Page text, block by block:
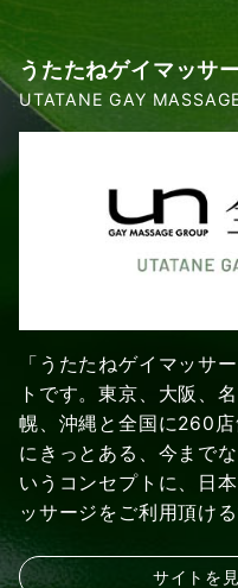
うたたねゲイマッサ
UTATANE GAY
「うたたねゲイマッサ
トです。東京、大阪、
幌、沖縄と全国に260
にきっとある、今まで
いうコンセプトに、日
ッサージをご利用頂け
サイトを